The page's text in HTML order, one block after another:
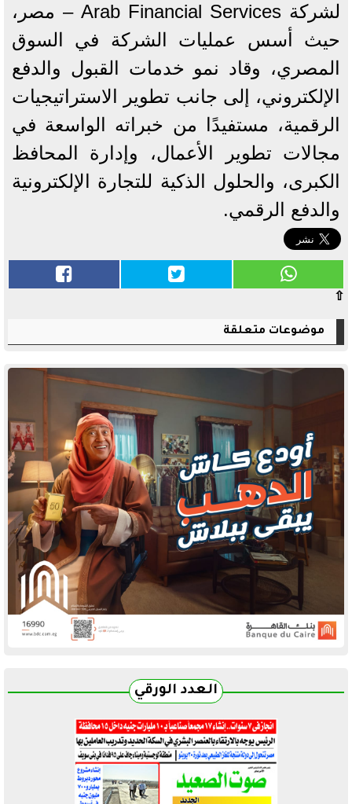
لشركة Arab Financial Services – مصر،
حيث أسس عمليات الشركة في السوق
المصري، وقاد نمو خدمات القبول والدفع
الإلكتروني، إلى جانب تطوير الاستراتيجيات
الرقمية، مستفيدًا من خبراته الواسعة في
مجالات تطوير الأعمال، وإدارة المحافظ
الكبرى، والحلول الذكية للتجارة الإلكترونية
والدفع الرقمي.
⇧
موضوعات متعلقة
العدد الورقي